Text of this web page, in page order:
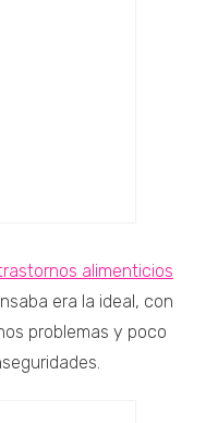
alimenticios
era la ideal, con
problemas y poco